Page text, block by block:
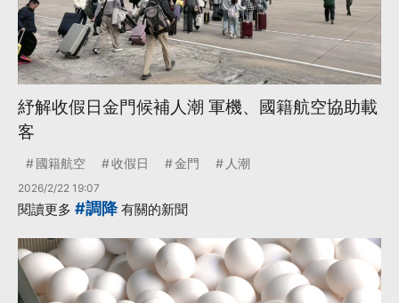
紓解收假日金門候補人潮 軍機、國籍航空協助載
客
國籍航空 收假日 金門 人潮
2026/2/22 19:07
閱讀更多 #調降有關的新聞